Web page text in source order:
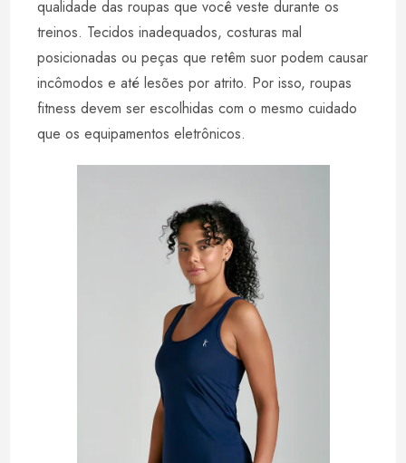
qualidade das roupas que você veste durante os
treinos. Tecidos inadequados, costuras mal
posicionadas ou peças que retêm suor podem causar
incômodos e até lesões por atrito. Por isso, roupas
fitness devem ser escolhidas com o mesmo cuidado
que os equipamentos eletrônicos.